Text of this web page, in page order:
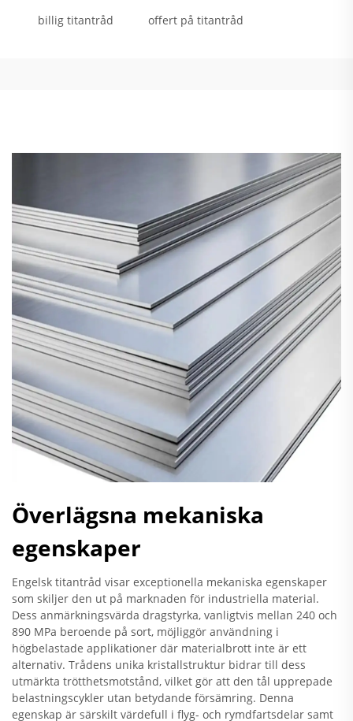
billig titantråd offert på titantråd
Överlägsna mekaniska
egenskaper
Engelsk titantråd visar exceptionella mekaniska egenskaper
som skiljer den ut på marknaden för industriella material.
Dess anmärkningsvärda dragstyrka, vanligtvis mellan 240 och
890 MPa beroende på sort, möjliggör användning i
högbelastade applikationer där materialbrott inte är ett
alternativ. Trådens unika kristallstruktur bidrar till dess
utmärkta trötthetsmotstånd, vilket gör att den tål upprepade
belastningscykler utan betydande försämring. Denna
egenskap är särskilt värdefull i flyg- och rymdfartsdelar samt